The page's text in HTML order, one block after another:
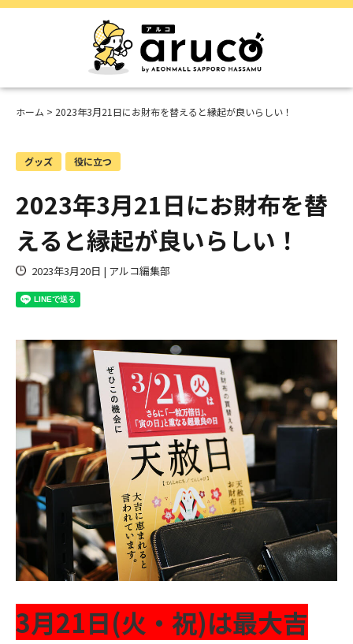
ホーム > 2023年3月21日にお財布を替えると縁起が良いらしい！
グッズ 役に立つ
2023年3月21日にお財布を替
えると縁起が良いらしい！
2023年3月20日 | アルコ編集部
3月21日(火・祝)は最大吉